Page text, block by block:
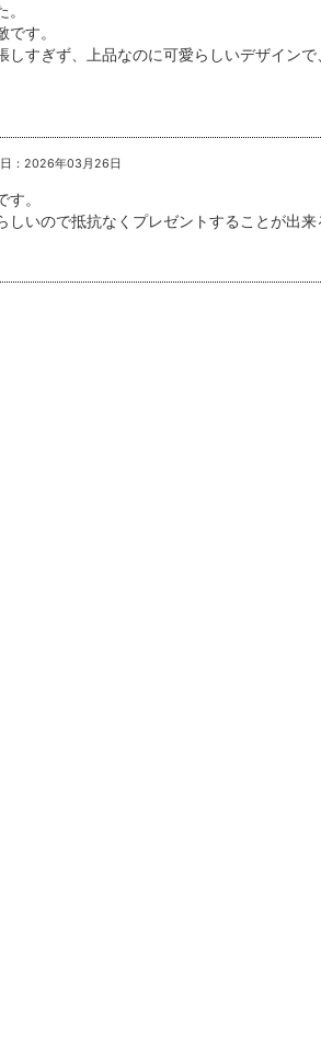
す。
しすぎず、上品なのに可愛らしいデザイン
：2026年03月26日
。
いので抵抗なくプレゼントすることが出来